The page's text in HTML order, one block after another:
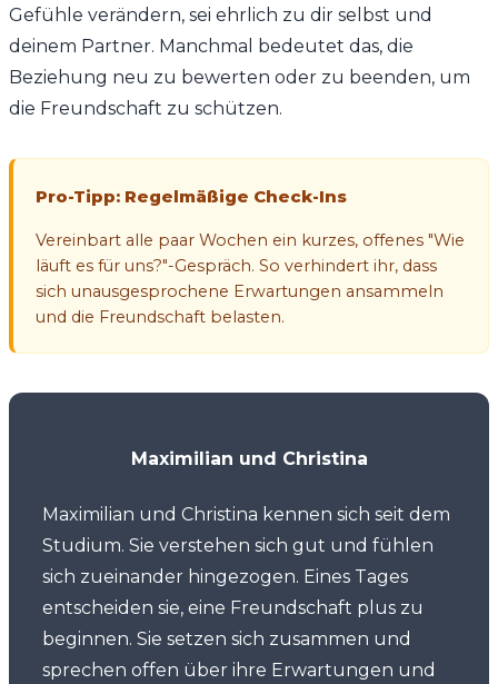
Gefühle verändern, sei ehrlich zu dir selbst und
deinem Partner. Manchmal bedeutet das, die
Beziehung neu zu bewerten oder zu beenden, um
die Freundschaft zu schützen.
Pro-Tipp: Regelmäßige Check-Ins
Vereinbart alle paar Wochen ein kurzes, offenes "Wie
läuft es für uns?"-Gespräch. So verhindert ihr, dass
sich unausgesprochene Erwartungen ansammeln
und die Freundschaft belasten.
Maximilian und Christina
Maximilian und Christina kennen sich seit dem
Studium. Sie verstehen sich gut und fühlen
sich zueinander hingezogen. Eines Tages
entscheiden sie, eine Freundschaft plus zu
beginnen. Sie setzen sich zusammen und
sprechen offen über ihre Erwartungen und